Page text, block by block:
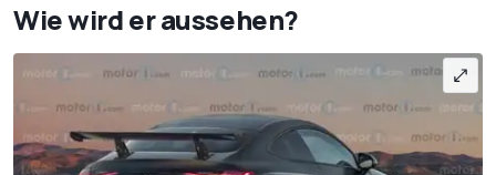
Wie wird er aussehen?